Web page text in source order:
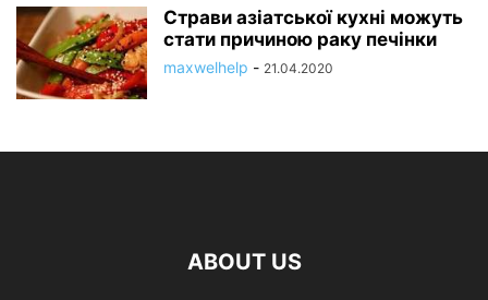
Страви азіатської кухні можуть
стати причиною раку печінки
maxwelhelp - 21.04.2020
ABOUT US